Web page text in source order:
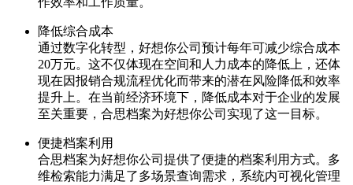
降低综合成本
通过数字化转型，好想你公司预计每年可减少综合成本
20万元。这不仅体现在空间和人力成本的降低上，还体
现在因报销合规流程优化而带来的潜在风险降低和效率
提升上。在当前经济环境下，降低成本对于企业的发展
至关重要，合思档案为好想你公司实现了这一目标。
便捷档案利用
合思档案为好想你公司提供了便捷的档案利用方式。多
维检索能力满足了多场景查询需求，系统内可视化管理